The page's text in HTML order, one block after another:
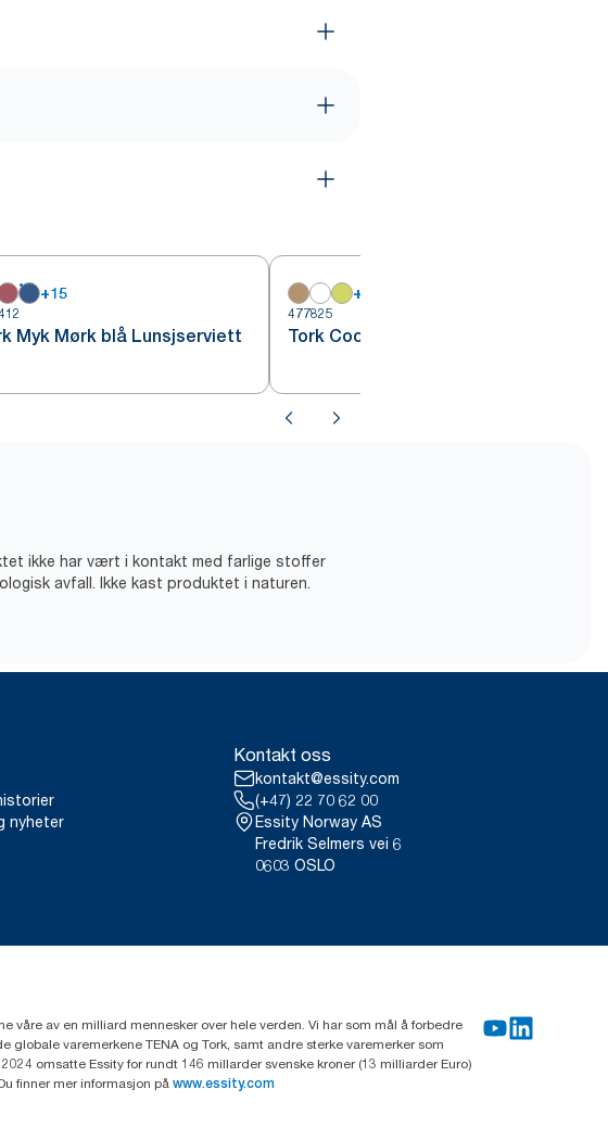
+15
Myk Mørk blå Lunsjserviett
+
477825
Tork Cocktailserviett Mørk blå
ikke har vært i kontakt med farlige stoffer
avfall. Ikke kast produktet i naturen.
nyheter
Kontakt oss
kontakt@essity.com
(+47) 22 70 62 00
Essity Norway AS
Fredrik Selmers vei 6
0603 OSLO
våre av en milliard mennesker over hele verden. Vi har som mål å forbedre
varemerkene TENA og Tork, samt andre sterke varemerker som
omsatte Essity for rundt 146 millarder svenske kroner (13 milliarder Euro)
finner mer informasjon på www.essity.com